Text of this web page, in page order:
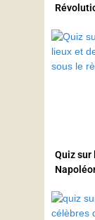
Quiz sur